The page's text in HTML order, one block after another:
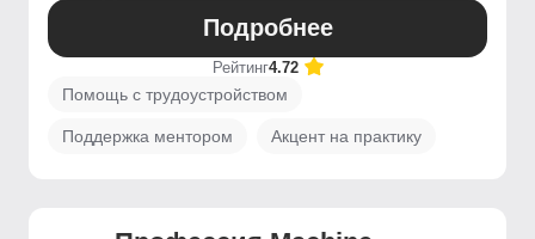
Подробнее
Рейтинг4.72
Помощь с трудоустройством
Поддержка ментором Акцент на практику